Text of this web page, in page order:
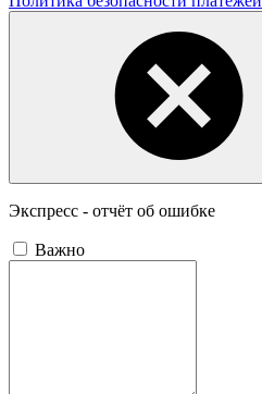
Экспресс - отчёт об ошибке
Важно